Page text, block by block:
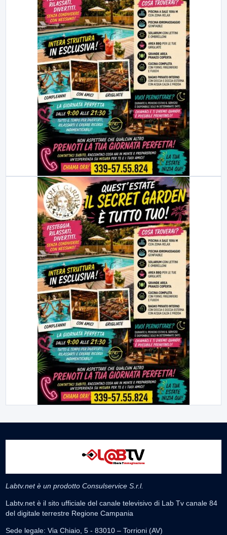
Labtv.net è un prodotto Consulservice S.r.l.
Labtv.net è il sito ufficiale del canale televisivo di Lab Tv canale 84
del digitale terrestre Regione Campania
Sede legale: Via Chiaio, 5 - 83010 – Torrioni (AV)